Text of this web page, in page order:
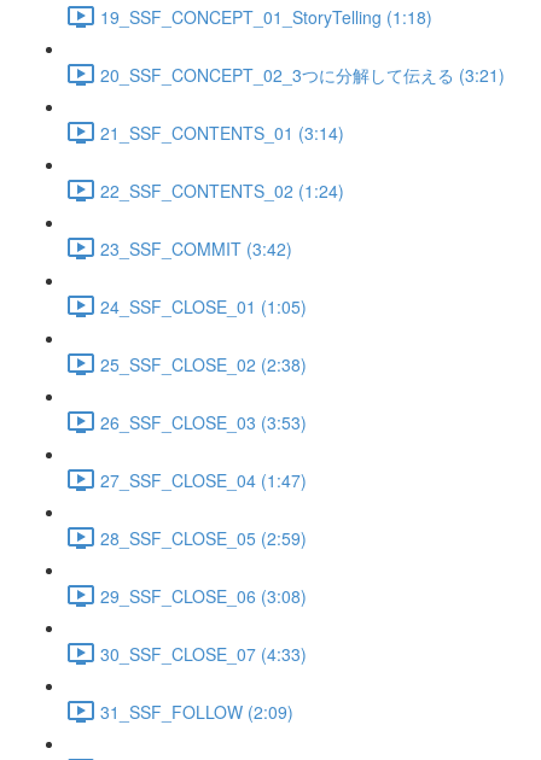
19_SSF_CONCEPT_01_StoryTelling (1:18)
20_SSF_CONCEPT_02_3つに分解して伝える (3:21)
21_SSF_CONTENTS_01 (3:14)
22_SSF_CONTENTS_02 (1:24)
23_SSF_COMMIT (3:42)
24_SSF_CLOSE_01 (1:05)
25_SSF_CLOSE_02 (2:38)
26_SSF_CLOSE_03 (3:53)
27_SSF_CLOSE_04 (1:47)
28_SSF_CLOSE_05 (2:59)
29_SSF_CLOSE_06 (3:08)
30_SSF_CLOSE_07 (4:33)
31_SSF_FOLLOW (2:09)